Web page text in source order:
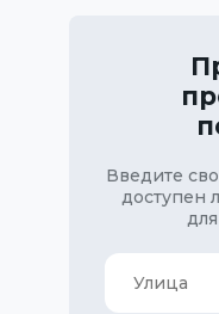
Введите
доступен